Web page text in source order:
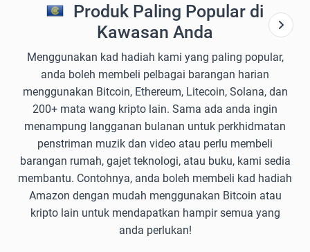
Produk Paling Popular di
Kawasan Anda
Menggunakan kad hadiah kami yang paling popular,
anda boleh membeli pelbagai barangan harian
menggunakan Bitcoin, Ethereum, Litecoin, Solana, dan
200+ mata wang kripto lain. Sama ada anda ingin
menampung langganan bulanan untuk perkhidmatan
penstriman muzik dan video atau perlu membeli
barangan rumah, gajet teknologi, atau buku, kami sedia
membantu. Contohnya, anda boleh membeli kad hadiah
Amazon dengan mudah menggunakan Bitcoin atau
kripto lain untuk mendapatkan hampir semua yang
anda perlukan!